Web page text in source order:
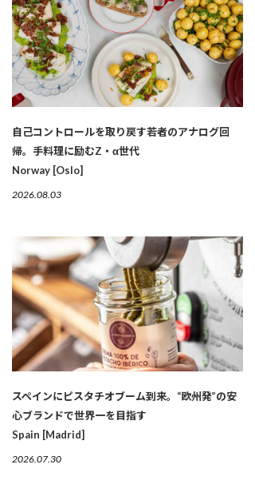
自己コントロールを取り戻す若者のアナログ回
帰。手料理に励むZ・α世代
Norway [Oslo]
2026.08.03
スペインにピスタチオブーム到来。“欧州発”の安
心ブランドで世界一を目指す
Spain [Madrid]
2026.07.30